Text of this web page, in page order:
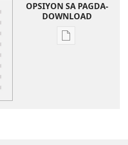
OPSIYON SA PAGDA-
DOWNLOAD
Opsiyon